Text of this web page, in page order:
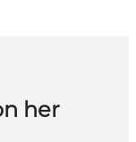
her